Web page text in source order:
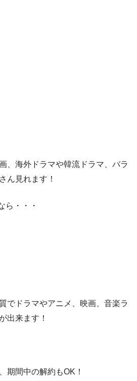
、海外ドラマや韓流ドラマ、バラ
ん見れます！
ら・・・
でドラマやアニメ、映画、音楽ラ
出来ます！
期間中の解約もOK！